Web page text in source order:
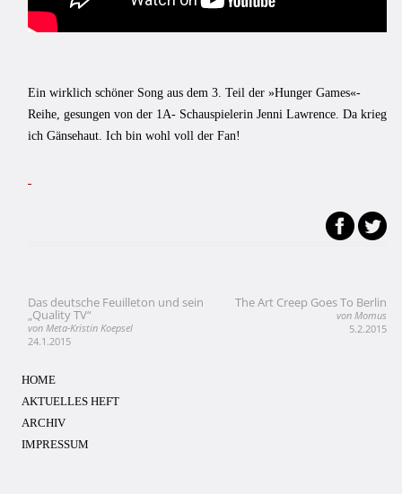
Ein wirklich schöner Song aus dem 3. Teil der »Hunger Games«-
Reihe, gesungen von der 1A- Schauspielerin Jenni Lawrence. Da krieg
ich Gänsehaut. Ich bin wohl voll der Fan!
Beitragsnavigation
Das deutsche Feuilleton und sein
„Quality TV“
von Meta-Kristin Koepsel
24.1.2015
The Art Creep Goes To Berlin
von Momus
5.2.2015
HOME
AKTUELLES HEFT
ARCHIV
IMPRESSUM